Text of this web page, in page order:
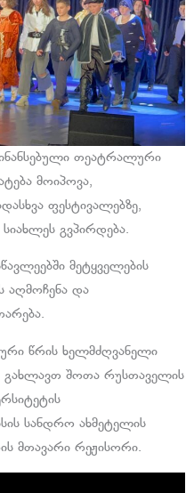
თეატრალური
მოიპოვა,
ფესტივალებზე,
გვპირდება.
მეტყველების
აღმოჩენა და
წრის ხელმძღვანელი
შოთა რუსთაველის
სანდრო ახმეტელის
მთავარი რეჟისორი.